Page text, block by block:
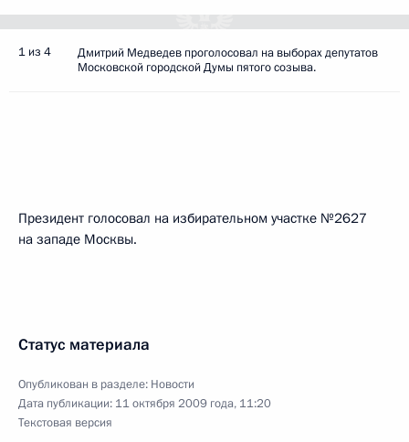
1 из 4
Дмитрий Медведев проголосовал на выборах депутатов
Московской городской Думы пятого созыва.
Президент голосовал на избирательном участке №2627
на западе Москвы.
Статус материала
Опубликован в разделе: Новости
Дата публикации: 11 октября 2009 года, 11:20
Текстовая версия